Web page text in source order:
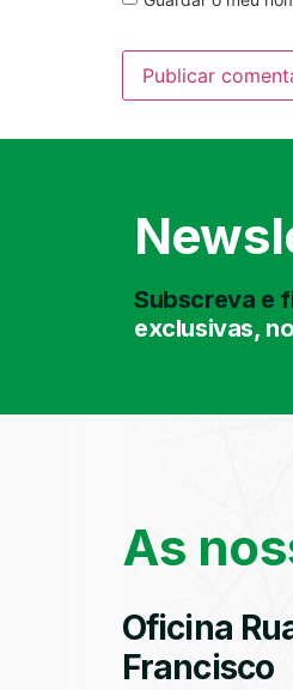
Subscreva e
exclusivas,
As
Oficina
Francisco